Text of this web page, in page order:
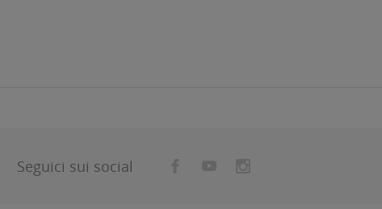
Seguici sui social